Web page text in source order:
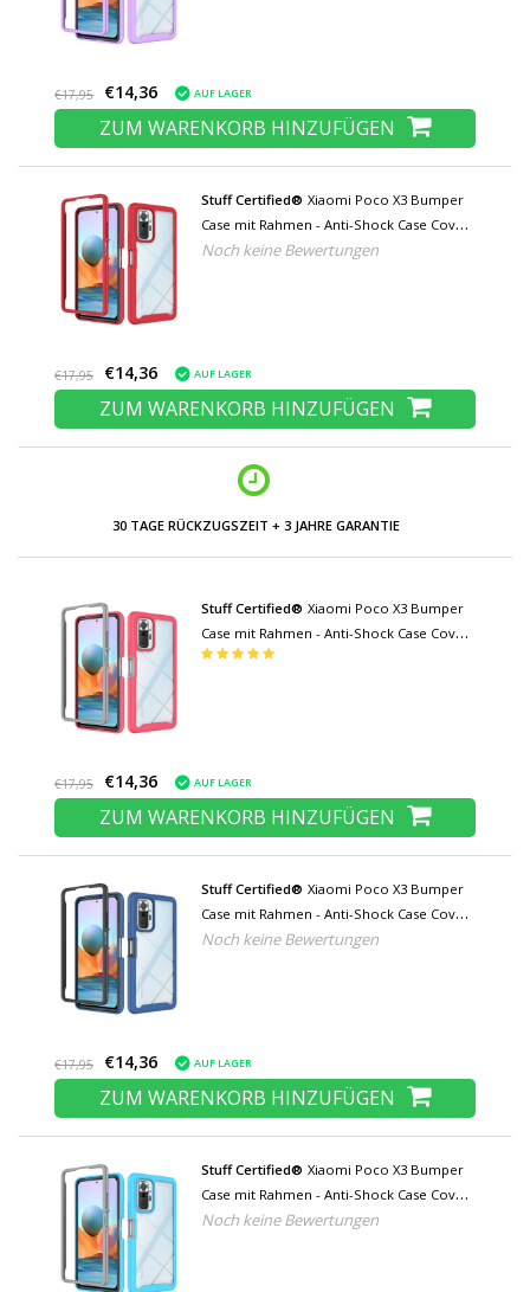
€17,95 €14,36 AUF LAGER
ZUM WARENKORB HINZUFÜGEN
Stuff Certified® Xiaomi Poco X3 Bumper
Case mit Rahmen - Anti-Shock Case Cover
Rot
Noch keine Bewertungen
€17,95 €14,36 AUF LAGER
ZUM WARENKORB HINZUFÜGEN
NIEDRIGE PREISE UND GROSSE AUSWAHL
Stuff Certified® Xiaomi Poco X3 Bumper
Case mit Rahmen - Anti-Shock Case Cover
Pink
€17,95 €14,36 AUF LAGER
ZUM WARENKORB HINZUFÜGEN
Stuff Certified® Xiaomi Poco X3 Bumper
Case mit Rahmen - Anti-Shock Case Cover
Blau
Noch keine Bewertungen
€17,95 €14,36 AUF LAGER
ZUM WARENKORB HINZUFÜGEN
Stuff Certified® Xiaomi Poco X3 Bumper
Case mit Rahmen - Anti-Shock Case Cover
Hellblau
Noch keine Bewertungen